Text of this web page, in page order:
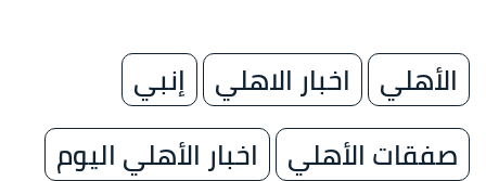
الأهلي اخبار الاهلي
إنبي
صفقات الأهلي
اخبار الأهلي اليوم